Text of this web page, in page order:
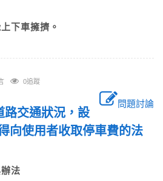
下車擁擠。
0追蹤
問題討論
路交通狀況，設
向使用者收取停車費的法
法